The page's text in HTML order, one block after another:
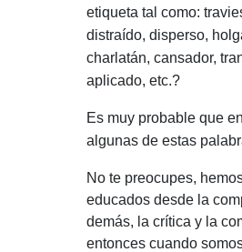
etiqueta tal como:
distraído, disperso,
charlatán, cansador,
aplicado, etc.?
Es muy probable que
algunas de estas
No te preocupes,
educados desde la
demás, la crítica y la
entonces cuando